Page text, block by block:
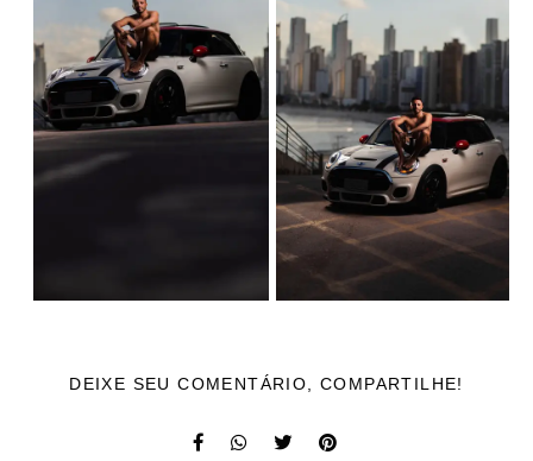
DEIXE SEU COMENTÁRIO, COMPARTILHE!